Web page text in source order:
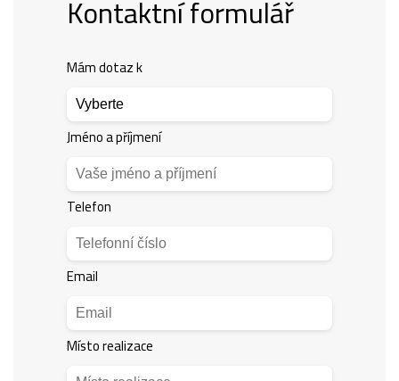
Kontaktní formulář
Mám dotaz k
Jméno a příjmení
Telefon
Email
Místo realizace